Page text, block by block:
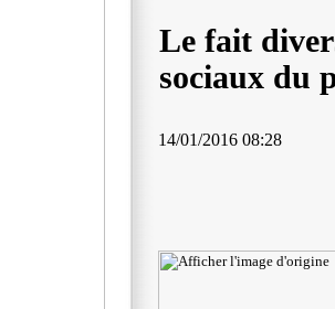
Le fait
sociaux du
14/01/2016 08:28